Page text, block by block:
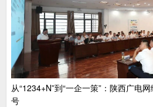
从“1234+N”到“一企一策”：陕西广电
号